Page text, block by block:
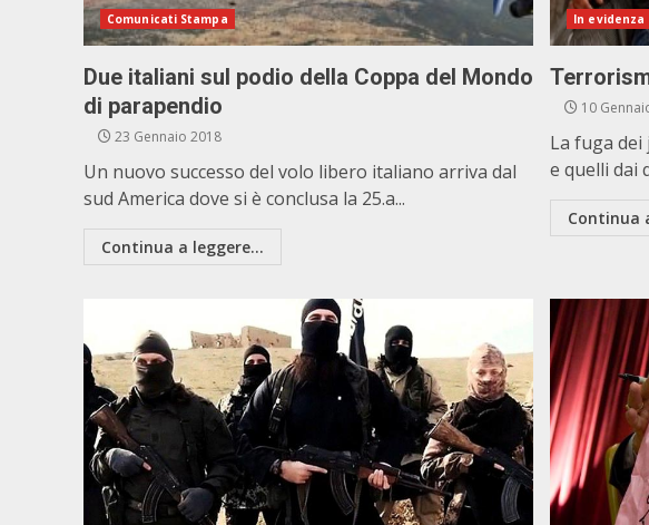
Comunicati Stampa
Due italiani sul podio della Coppa del Mondo
di parapendio
23 Gennaio 2018
Un nuovo successo del volo libero italiano arriva dal
sud America dove si è conclusa la 25.a...
Continua a leggere...
In evidenza
10
La fuga dei
e quelli dai
Continua